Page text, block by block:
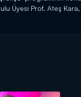
Üyesi Prof. Ateş
havaların